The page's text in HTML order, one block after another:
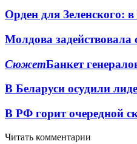
Орден для Зеленского:
Молдова задействовала
СюжетБанкет
В Беларуси осудили
В РФ горит очередной
Читать комментарии